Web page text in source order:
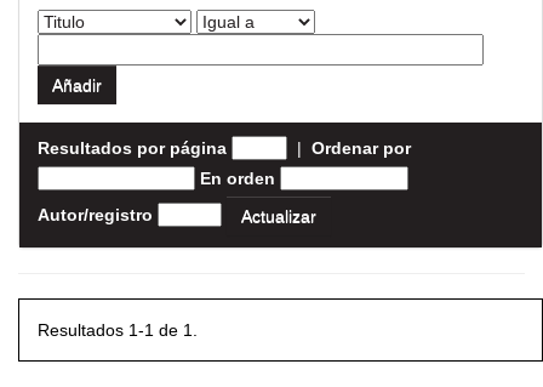
Resultados por página | Ordenar por
En orden
Autor/registro
Resultados 1-1 de 1.